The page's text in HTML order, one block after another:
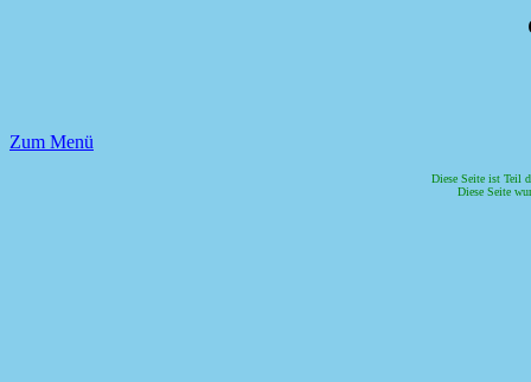
Zum Menü
Diese Seite ist Teil
Diese Seite